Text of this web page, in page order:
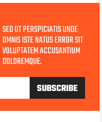
SED UT PERSPICIATIS UNDE
OMNIS ISTE NATUS ERROR SIT
VOLUPTATEM ACCUSANTIUM
DOLOREMQUE.